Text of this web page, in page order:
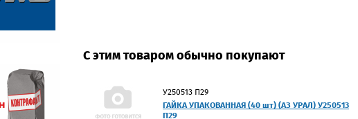
С этим товаром обычно покупают
У250513 П29
ГАЙКА УПАКОВАННАЯ (40 шт) (АЗ УРАЛ) У250513
П29